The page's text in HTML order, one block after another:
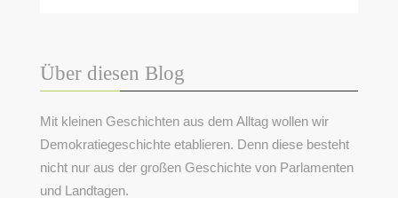
Über diesen Blog
Mit kleinen Geschichten aus dem Alltag wollen wir
Demokratiegeschichte etablieren. Denn diese besteht
nicht nur aus der großen Geschichte von Parlamenten
und Landtagen.